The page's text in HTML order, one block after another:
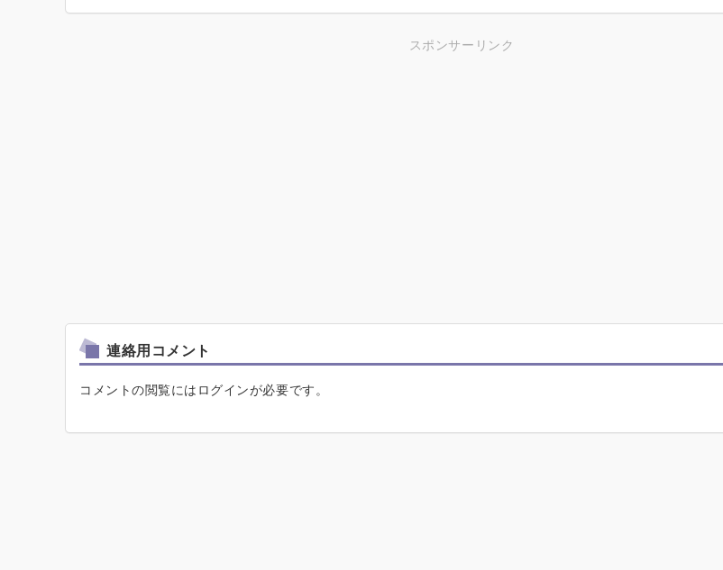
スポンサーリンク
連絡用コメント
コメントの閲覧にはログインが必要です。